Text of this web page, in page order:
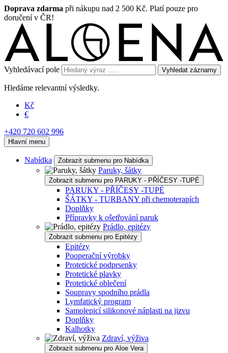
Doprava zdarma při nákupu nad 2 500 Kč. Platí pouze pro
doručení v ČR!
Vyhledávací pole Vyhledat záznamy
Hledáme relevantní výsledky.
Kč
€
+420 720 602 996
Hlavní menu
Nabídka Zobrazit submenu pro Nabídka
Paruky, šátky
Zobrazit submenu pro PARUKY - PŘÍČESY -TUPÉ
PARUKY - PŘÍČESY -TUPÉ
ŠÁTKY - TURBANY při chemoterapích
Doplňky
Přípravky k ošetřování paruk
Prádlo, epitézy
Zobrazit submenu pro Epitézy
Epitézy
Pooperační výrobky
Protetické podprsenky
Protetické plavky
Protetické oblečení
Soupravy spodního prádla
Lymfatický program
Samolepicí silikonové náplasti na jizvu
Doplňky
Kalhotky
Zdraví, výživa
Zobrazit submenu pro Aloe Vera